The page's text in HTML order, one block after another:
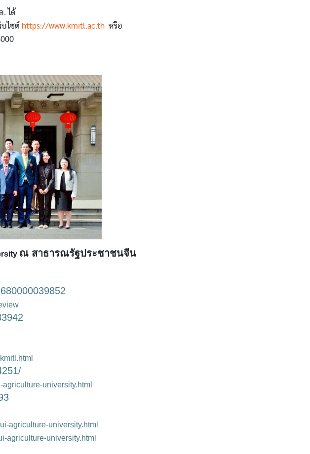
ได้
บไซต์ https://www.kmitl.ac.thหรือ
ณ สาธารณรัฐประชาชนจีน
kmitl.html
agriculture-university.html
agriculture-university.html
agriculture-university.html